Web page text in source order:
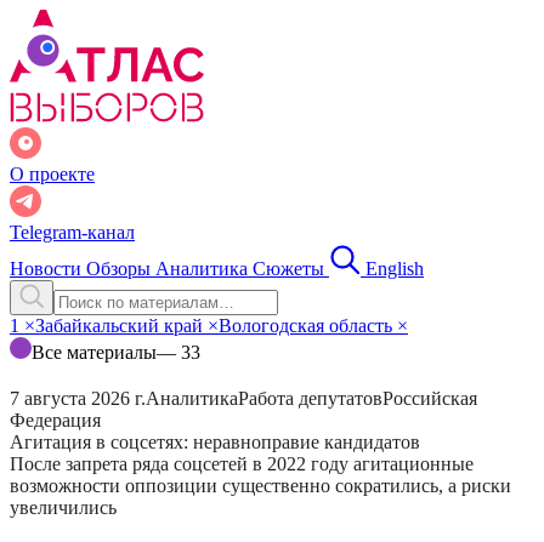
О проекте
Telegram-канал
Новости Обзоры Аналитика Сюжеты English
1 ×Забайкальский край ×Вологодская область ×
Все материалы— 33
7 августа 2026 г.АналитикаРабота депутатовРоссийская
Федерация
Агитация в соцсетях: неравноправие кандидатов
После запрета ряда соцсетей в 2022 году агитационные
возможности оппозиции существенно сократились, а риски
увеличились